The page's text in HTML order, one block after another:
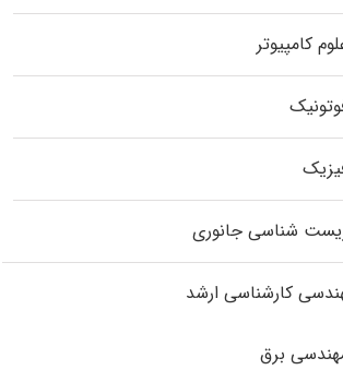
کامپیوتر
شناسی جانوری
کارشناسی ارشد
برق